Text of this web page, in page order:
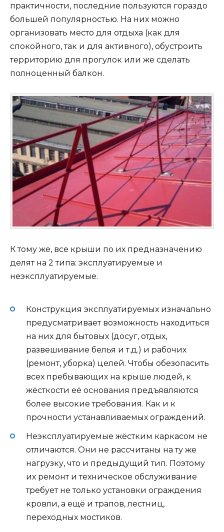
практичности, последние пользуются гораздо
большей популярностью. На них можно
организовать место для отдыха (как для
спокойного, так и для активного), обустроить
территорию для прогулок или же сделать
полноценный балкон.
К тому же, все крыши по их предназначению
делят на 2 типа: эксплуатируемые и
неэксплуатируемые.
Конструкция эксплуатируемых изначально
предусматривает возможность находиться
на них для бытовых (досуг, отдых,
развешивание белья и т.д.) и рабочих
(ремонт, уборка) целей. Чтобы обезопасить
всех пребывающих на крыше людей, к
жёсткости её основания предъявляются
более высокие требования. Как и к
прочности устанавливаемых ограждений.
Неэксплуатируемые жёстким каркасом не
отличаются. Они не рассчитаны на ту же
нагрузку, что и предыдущий тип. Поэтому
их ремонт и техническое обслуживание
требует не только установки ограждения
кровли, а ещё и трапов, лестниц,
переходных мостиков.